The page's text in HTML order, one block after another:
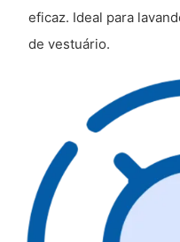
eficaz. Ideal para
de vestuário.